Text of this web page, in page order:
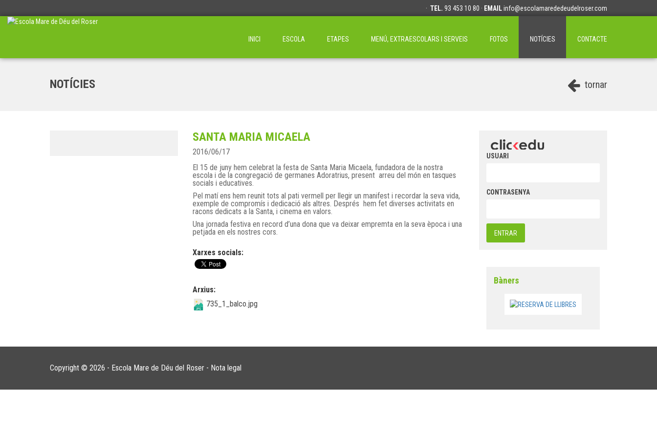
· TEL. 93 453 10 80 · EMAILinfo@escolamarededeudelroser.com
INICI ESCOLA ETAPES MENÚ, EXTRAESCOLARS I SERVEIS FOTOS NOTÍCIES CONTACTE
tornar
NOTÍCIES
SANTA MARIA MICAELA
2016/06/17
El 15 de juny hem celebrat la festa de Santa Maria Micaela, fundadora de la nostra
escola i de la congregació de germanes Adoratrius, present arreu del món en tasques
socials i educatives.
Pel matí ens hem reunit tots al pati vermell per llegir un manifest i recordar la seva vida,
exemple de compromís i dedicació als altres. Després hem fet diverses activitats en
racons dedicats a la Santa, i cinema en valors.
Una jornada festiva en record d’una dona que va deixar empremta en la seva època i una
petjada en els nostres cors.
Xarxes socials:
Arxius:
735_1_balco.jpg
USUARI
CONTRASENYA
Bàners
Copyright © 2026 - Escola Mare de Déu del Roser - Nota legal